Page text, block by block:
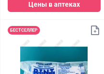
Цены в аптеках
БЕСТСЕЛЛЕР